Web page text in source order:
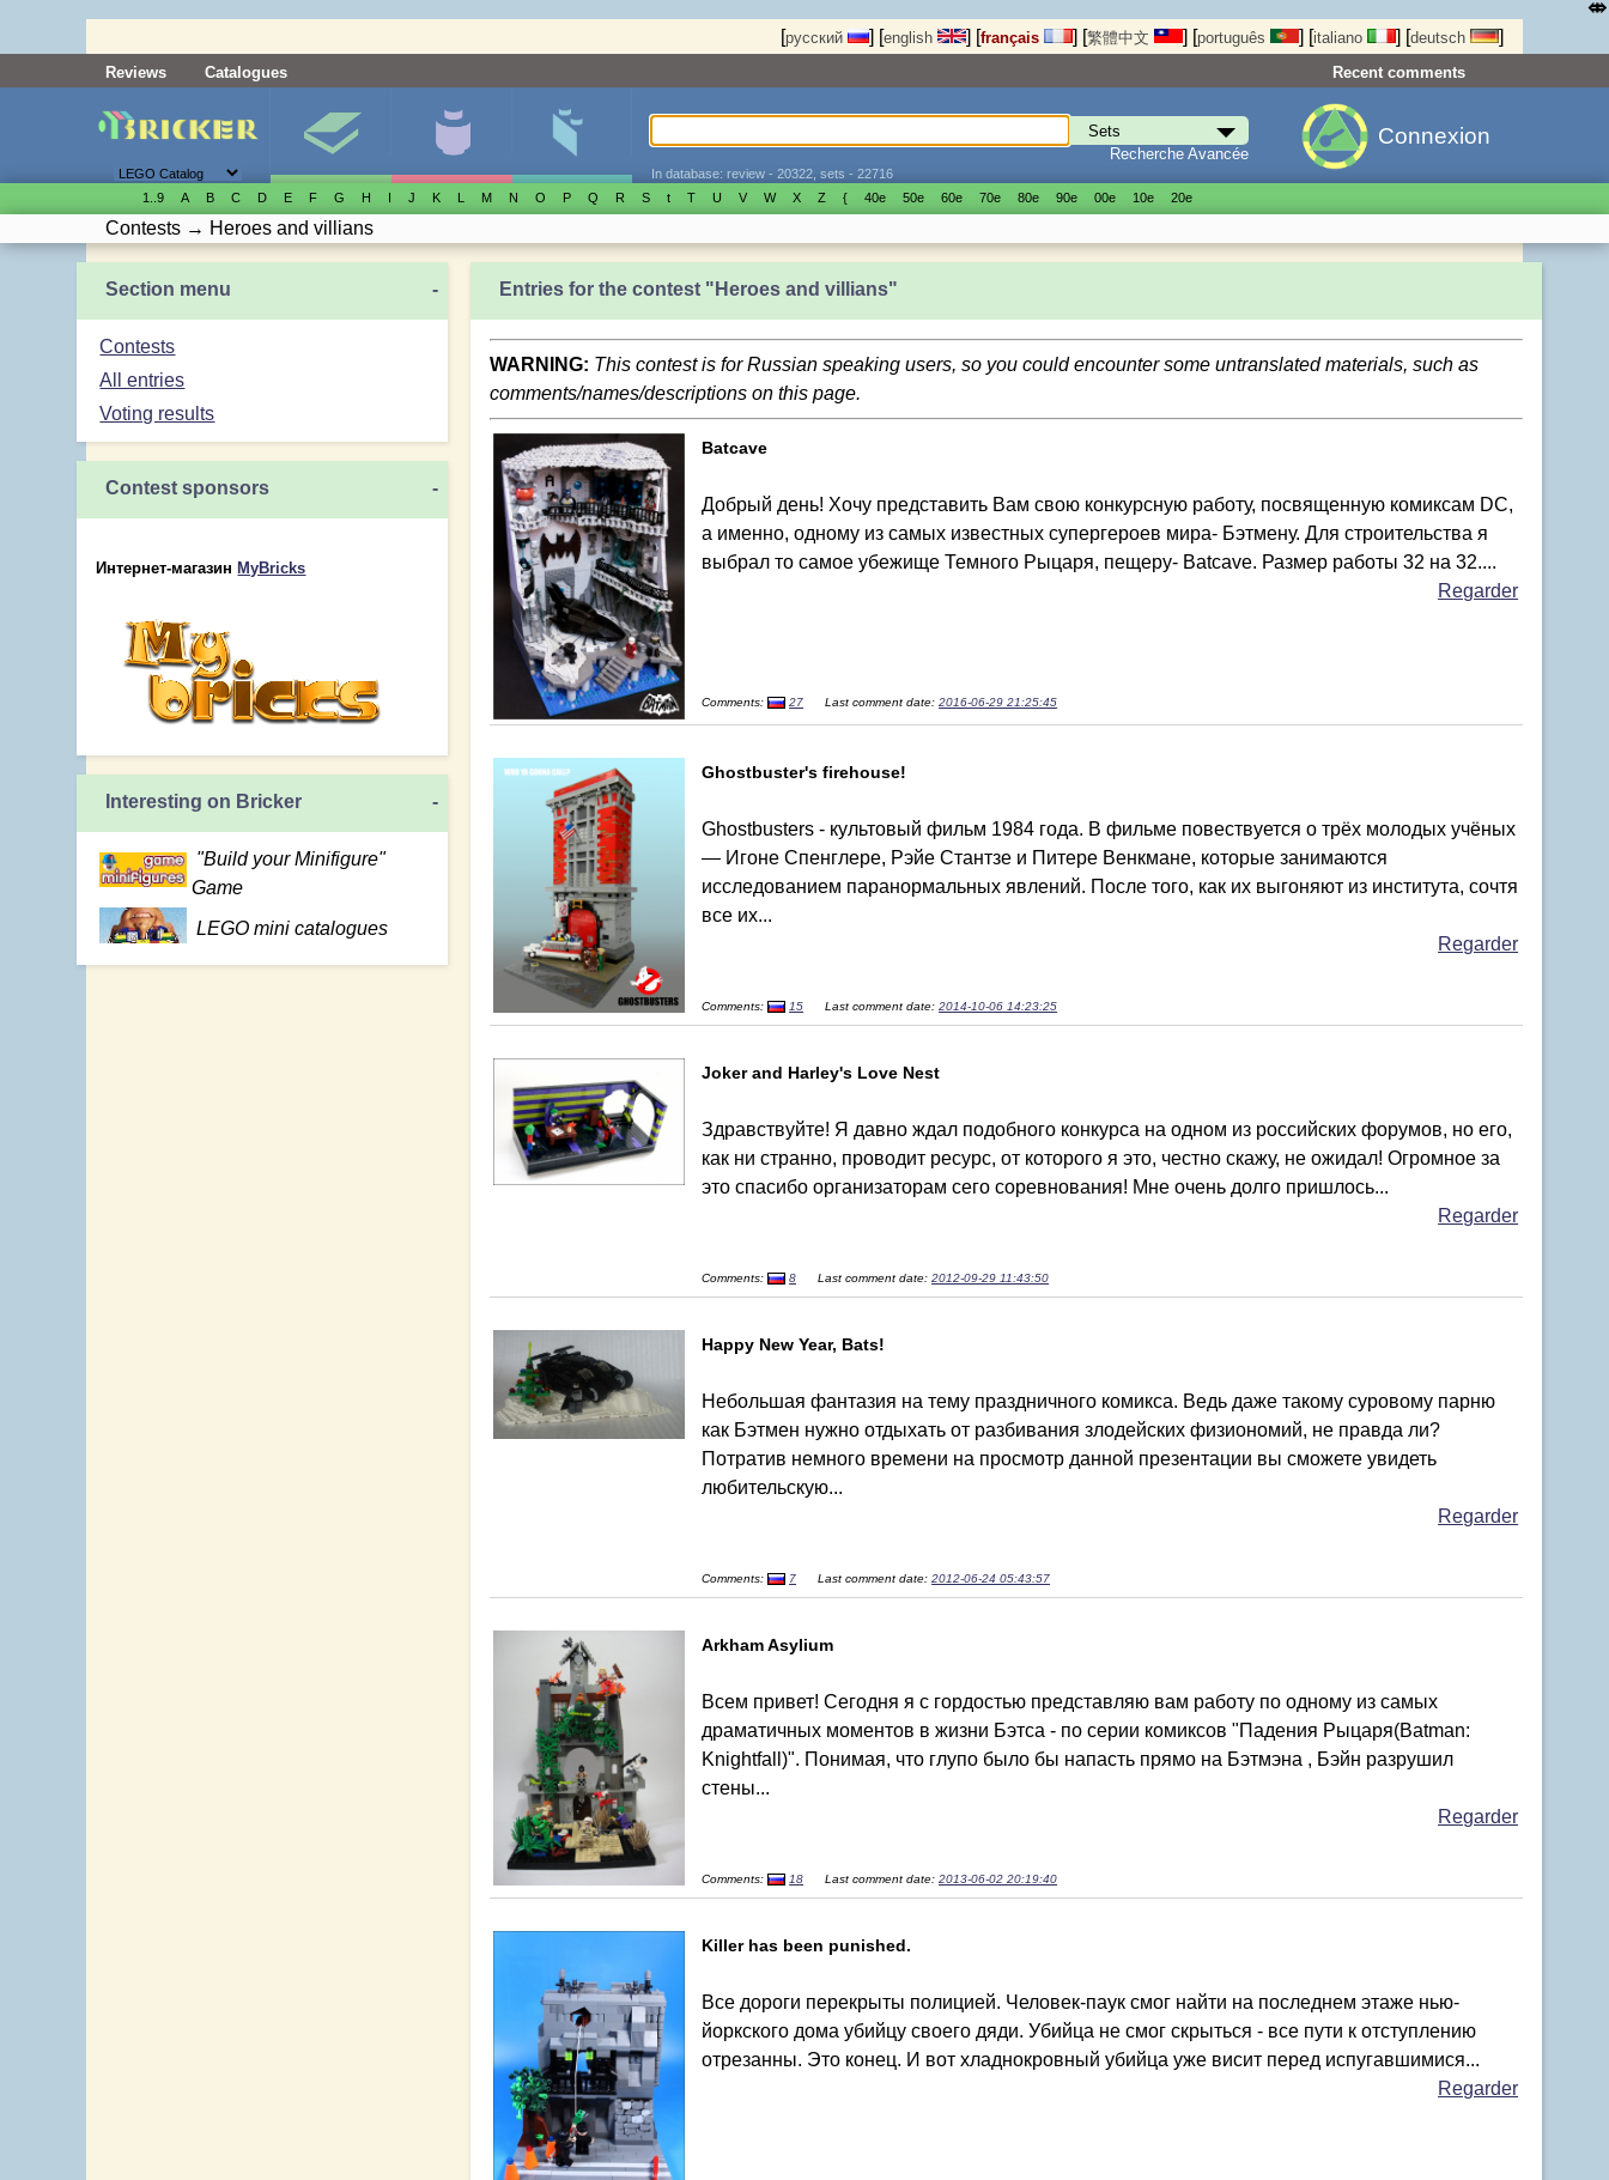
[русский ] [english ] [français ] [繁體中文 ] [português ] [italiano ] [deutsch ]
Reviews Catalogues Recent comments
Recherche Avancée
In database: review - 20322, sets - 22716
Connexion
1..9 A B C D E F G H I J K L M N O P Q R S t T U V W X Z { 40е 50е 60е 70е 80е 90е 00е 10е 20е
Contests → Heroes and villians
Section menu -
Contests
All entries
Voting results
Contest sponsors -
Интернет-магазин MyBricks
Interesting on Bricker -
"Build your Minifigure"
Game
LEGO mini catalogues
Entries for the contest "Heroes and villians"
WARNING: This contest is for Russian speaking users, so you could encounter some untranslated materials, such as
comments/names/descriptions on this page.
Batcave
Добрый день! Хочу представить Вам свою конкурсную работу, посвященную комиксам DС,
а именно, одному из самых известных супергероев мира- Бэтмену. Для строительства я
выбрал то самое убежище Темного Рыцаря, пещеру- Batcave. Размер работы 32 на 32....
Regarder
Comments: 27 Last comment date:2016-06-29 21:25:45
Ghostbuster's firehouse!
Ghostbusters - культовый фильм 1984 года. В фильме повествуется о трёх молодых учёных
— Игоне Спенглере, Рэйе Стантзе и Питере Венкмане, которые занимаются
исследованием паранормальных явлений. После того, как их выгоняют из института, сочтя
все их...
Regarder
Comments: 15 Last comment date:2014-10-06 14:23:25
Joker and Harley's Love Nest
Здравствуйте! Я давно ждал подобного конкурса на одном из российских форумов, но его,
как ни странно, проводит ресурс, от которого я это, честно скажу, не ожидал! Огромное за
это спасибо организаторам сего соревнования! Мне очень долго пришлось...
Regarder
Comments: 8 Last comment date:2012-09-29 11:43:50
Happy New Year, Bats!
Небольшая фантазия на тему праздничного комикса. Ведь даже такому суровому парню
как Бэтмен нужно отдыхать от разбивания злодейских физиономий, не правда ли?
Потратив немного времени на просмотр данной презентации вы сможете увидеть
любительскую...
Regarder
Comments: 7 Last comment date:2012-06-24 05:43:57
Arkham Asylium
Всем привет! Сегодня я с гордостью представляю вам работу по одному из самых
драматичных моментов в жизни Бэтса - по серии комиксов "Падения Рыцаря(Batman:
Knightfall)". Понимая, что глупо было бы напасть прямо на Бэтмэна , Бэйн разрушил
стены...
Regarder
Comments: 18 Last comment date:2013-06-02 20:19:40
Killer has been punished.
Все дороги перекрыты полицией. Человек-паук смог найти на последнем этаже нью-
йоркского дома убийцу своего дяди. Убийца не смог скрыться - все пути к отступлению
отрезанны. Это конец. И вот хладнокровный убийца уже висит перед испугавшимися...
Regarder
⤄